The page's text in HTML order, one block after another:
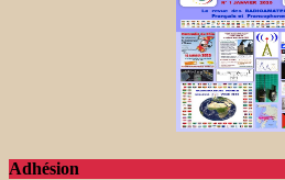
Adhésion